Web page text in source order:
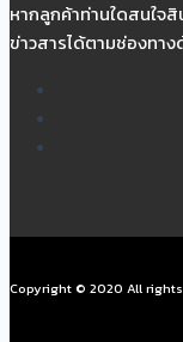
หากลูกค้าท่านใดสนใจ
ข่าวสารได้ตามช่องทา
Copyright © 2020 All